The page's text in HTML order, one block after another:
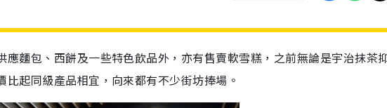
應麵包、西餅及一些特色飲品外，亦有售賣軟雪糕，之前無論是宇治抹茶
起同級產品相宜，向來都有不少街坊捧場。